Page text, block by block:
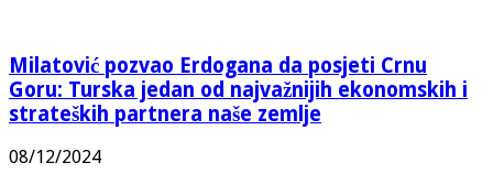
Milatović pozvao Erdogana da posjeti Crnu
Goru: Turska jedan od najvažnijih ekonomskih i
strateških partnera naše zemlje
08/12/2024